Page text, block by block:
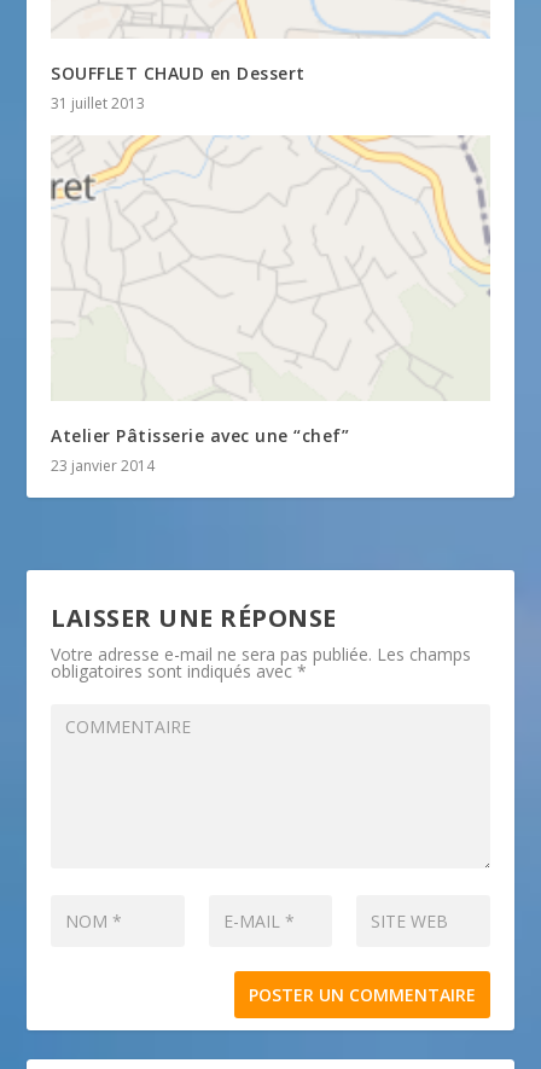
SOUFFLET CHAUD en Dessert
31 juillet 2013
Atelier Pâtisserie avec une “chef”
23 janvier 2014
LAISSER UNE RÉPONSE
Votre adresse e-mail ne sera pas publiée. Les champs
obligatoires sont indiqués avec*